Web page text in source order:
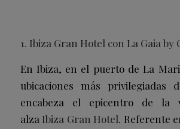
1. Ibiza Gran Hotel con La Gaia by
En Ibiza, en el puerto de La
ubicaciones más privilegiadas
encabeza el epicentro de la
alza Ibiza Gran Hotel. Referente